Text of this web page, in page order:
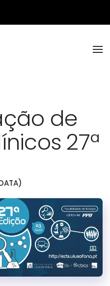
de
27ª